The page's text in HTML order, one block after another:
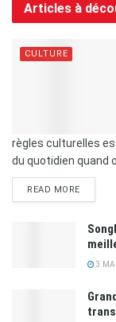
Articles à
CULTURE
règles culturelles
du quotidien quand
READ MORE
3